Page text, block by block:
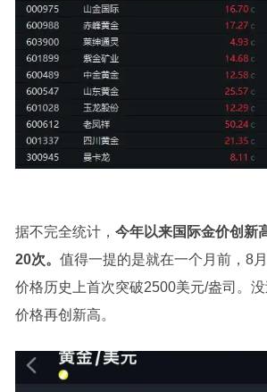
据不完全统计， 今年以来国际金价创新
20次。 值得一提的是就在一个月前，8
价格历史上首次突破2500美元/盎司。
价格再创新高。